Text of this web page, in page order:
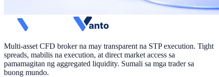
Multi-asset CFD broker na may transparent na STP execution. Tight
spreads, mabilis na execution, at direct market access sa
pamamagitan ng aggregated liquidity. Sumali sa mga trader sa
buong mundo.